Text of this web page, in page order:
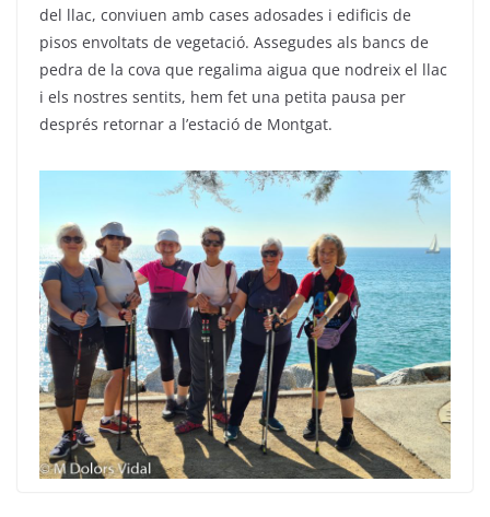
del llac, conviuen amb cases adosades i edificis de
pisos envoltats de vegetació. Assegudes als bancs de
pedra de la cova que regalima aigua que nodreix el llac
i els nostres sentits, hem fet una petita pausa per
després retornar a l’estació de Montgat.